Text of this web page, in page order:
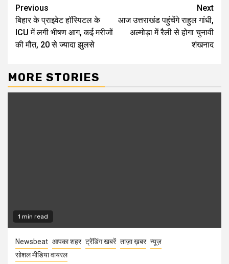
Continue
Reading
Previous
बिहार के प्राइवेट हॉस्पिटल के
ICU में लगी भीषण आग, कई मरीजों
की मौत, 20 से ज्यादा झुलसे
Next
आज उत्तराखंड पहुंचेंगे राहुल गांधी,
अल्मोड़ा में रैली से होगा चुनावी
शंखनाद
MORE STORIES
1 min read
Newsbeat आपका शहर ट्रेंडिंग खबरें ताज़ा ख़बर न्यूज़
सोशल मीडिया वायरल